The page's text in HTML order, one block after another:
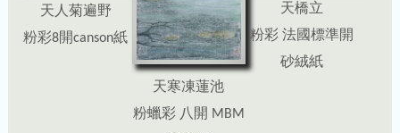
天人菊遍野
粉彩8開canson紙
天寒凍蓮池
粉蠟彩 八開 MBM
天橋立
粉彩 法國標準開
砂絨紙